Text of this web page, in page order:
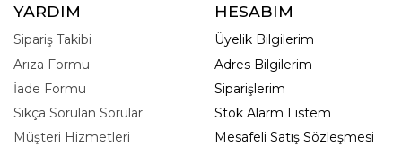
YARDIM
Sipariş Takibi
Arıza Formu
İade Formu
Sıkça Sorulan Sorular
Müşteri Hizmetleri
HESABIM
Üyelik Bilgilerim
Adres Bilgilerim
Siparişlerim
Stok Alarm Listem
Mesafeli Satış Sözleşmesi